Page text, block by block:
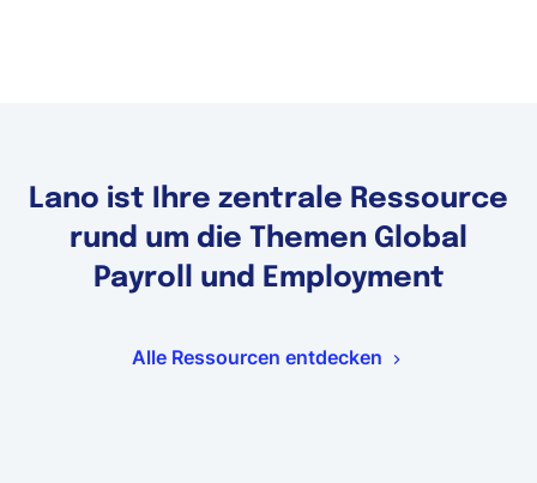
Lano ist Ihre zentrale Ressource
rund um die Themen Global
Payroll und Employment
Alle Ressourcen entdecken